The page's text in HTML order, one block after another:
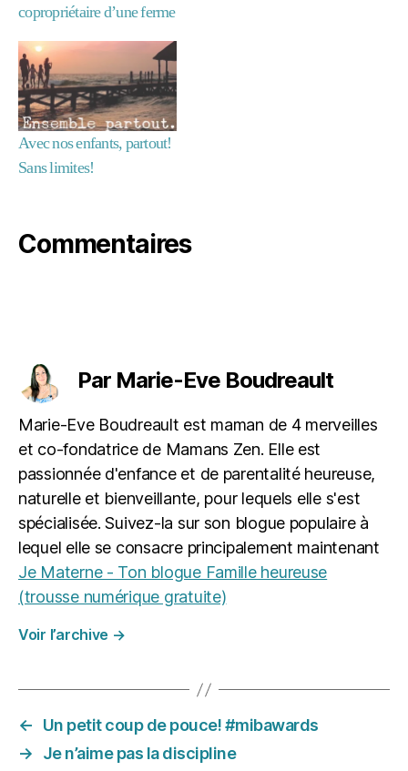
copropriétaire d’une ferme
Avec nos enfants, partout!
Sans limites!
Commentaires
m
ai
s
o
n,
r
o
u
in
s
a
n
t
d
e
f
a
m
e
à
m
n,
u
Par Marie-Eve Boudreault
Marie-Eve Boudreault est maman de 4 merveilles
et co-fondatrice de Mamans Zen. Elle est
passionnée d'enfance et de parentalité heureuse,
naturelle et bienveillante, pour lequels elle s'est
spécialisée. Suivez-la sur son blogue populaire à
lequel elle se consacre principalement maintenant
Je Materne - Ton blogue Famille heureuse
(trousse numérique gratuite)
Voir l’archive →
←
Un petit coup de pouce! #mibawards
→
Je n’aime pas la discipline